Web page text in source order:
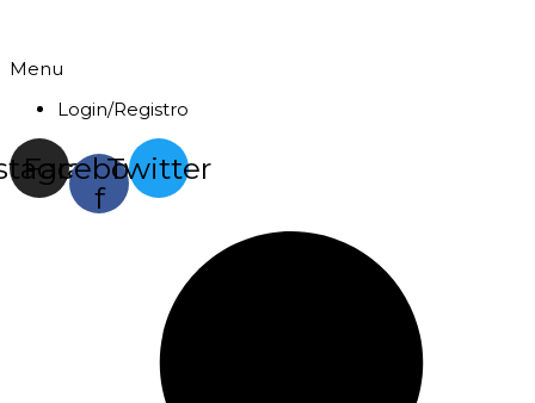
Menu
Login/Registro
Facebook-
f
Twitter